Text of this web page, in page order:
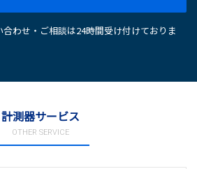
わせ・ご相談は24時間受け付けておりま
計測器サービス
OTHER SERVICE